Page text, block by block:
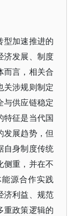
型加速推进的
济发展、制度
而言，相关合
关涉规则制定
与供应链稳定
特征是当代国
发展趋势，但
自身制度传统
侧重，并在不
源合作实践
济利益、规范
重政策逻辑的